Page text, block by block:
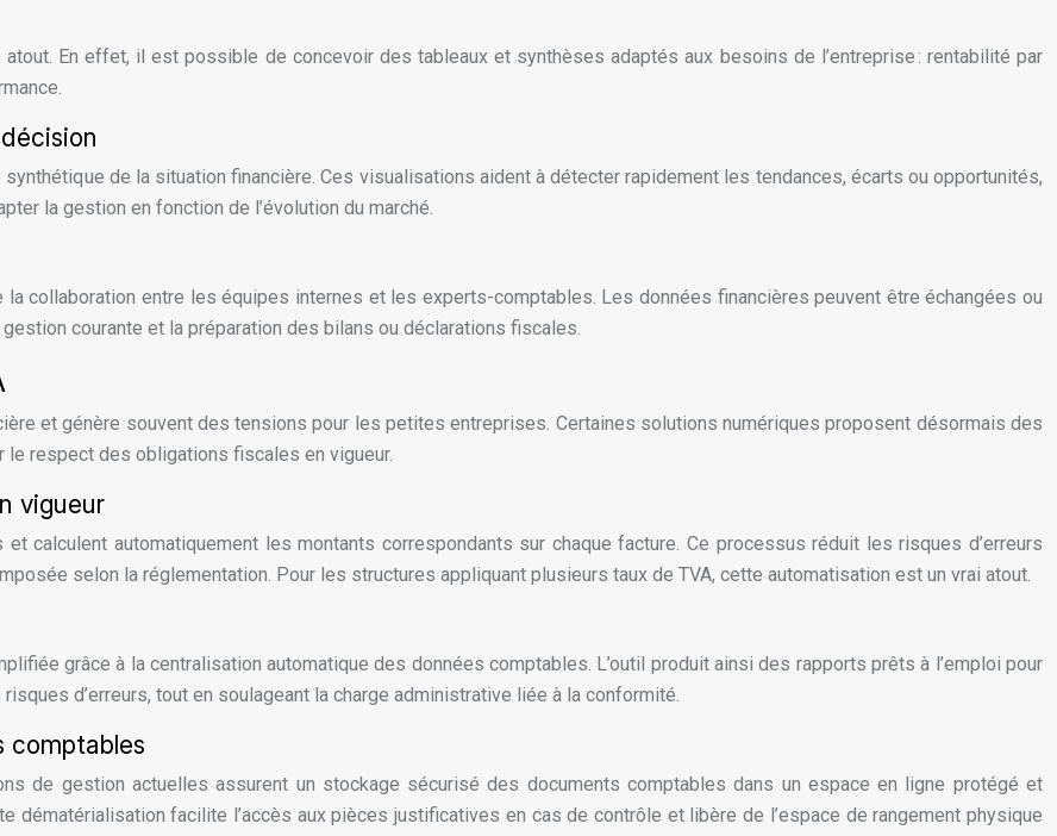
En effet, il est possible de concevoir des tableaux et synthèses adaptés aux besoins de l’entreprise : rentabilité par
de la situation financière. Ces visualisations aident à détecter rapidement les tendances, écarts ou opportunités,
la gestion en fonction de l’évolution du marché.
collaboration entre les équipes internes et les experts-comptables. Les données financières peuvent être échangées ou
courante et la préparation des bilans ou déclarations fiscales.
et génère souvent des tensions pour les petites entreprises. Certaines solutions numériques proposent désormais des
respect des obligations fiscales en vigueur.
vigueur
calculent automatiquement les montants correspondants sur chaque facture. Ce processus réduit les risques d’erreurs
selon la réglementation. Pour les structures appliquant plusieurs taux de TVA, cette automatisation est un vrai atout.
grâce à la centralisation automatique des données comptables. L’outil produit ainsi des rapports prêts à l’emploi pour
d’erreurs, tout en soulageant la charge administrative liée à la conformité.
comptables
de gestion actuelles assurent un stockage sécurisé des documents comptables dans un espace en ligne protégé et
dématérialisation facilite l’accès aux pièces justificatives en cas de contrôle et libère de l’espace de rangement physique